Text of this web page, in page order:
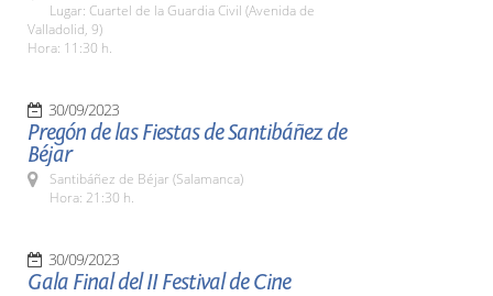
Lugar: Cuartel de la Guardia Civil (Avenida de
Valladolid, 9)
Hora: 11:30 h.
30/09/2023
Pregón de las Fiestas de Santibáñez de
Béjar
Santibáñez de Béjar (Salamanca)
Hora: 21:30 h.
30/09/2023
Gala Final del II Festival de Cine